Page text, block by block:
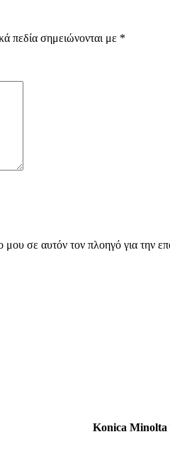
πεδία σημειώνονται με *
σε αυτόν τον πλοηγό για την
Konica Minolta